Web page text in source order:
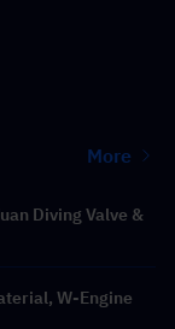
More
Diving Valve &
W-Engine